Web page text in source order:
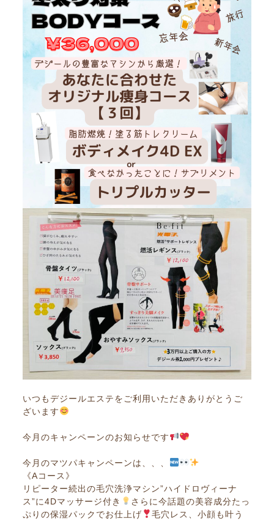
いつもデジールエステをご利用いただきありがとうご
ざいます
今月のキャンペーンのお知らせです
今月のマツパキャンペーンは、、、
《Aコース》
リピーター続出の毛穴洗浄マシン”ハイドロヴィーナ
ス”に4Dマッサージ付き
さらに今話題の美容成分たっ
ぷりの保湿パックでお仕上げ
毛穴レス、小顔も叶う